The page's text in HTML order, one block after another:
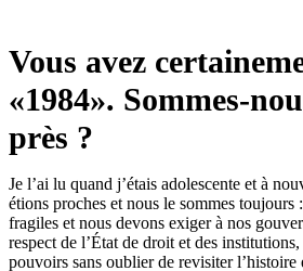
Vous avez
«1984». Sommes-
près ?
Je l’ai lu quand j’étais adolescente et à
étions proches et nous le sommes toujours
fragiles et nous devons exiger à nos
respect de l’État de droit et des
pouvoirs sans oublier de revisiter l’histoire